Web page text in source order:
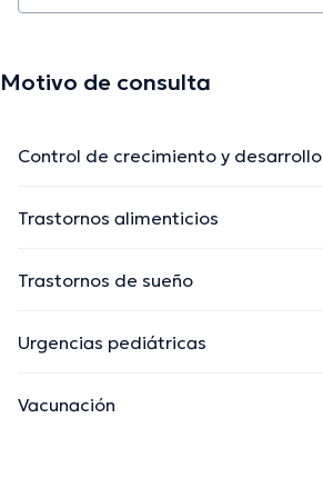
Motivo de consulta
Control de crecimiento y desarrollo
Trastornos alimenticios
Trastornos de sueño
Urgencias pediátricas
Vacunación